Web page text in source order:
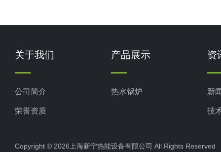
关于我们
公司简介
荣誉资质
产品展示
热水锅炉
资
新
技
Copyright © 2026上海新宁热能设备有限公司 All Rights